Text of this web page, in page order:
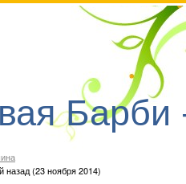
Барби
назад (23 ноября 2014)